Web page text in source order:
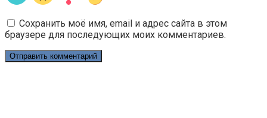
Сохранить моё имя, email и адрес сайта в этом
браузере для последующих моих комментариев.